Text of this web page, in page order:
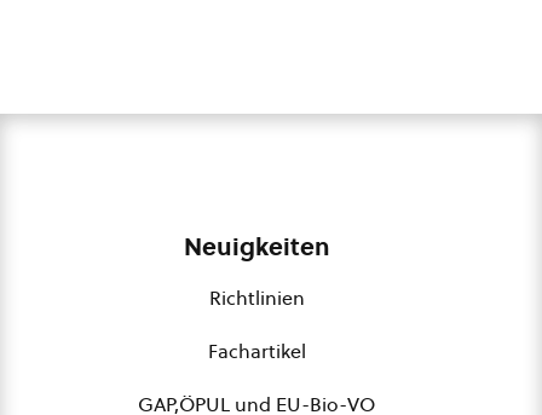
Neuigkeiten
Richtlinien
Fachartikel
GAP,ÖPUL und EU-Bio-VO